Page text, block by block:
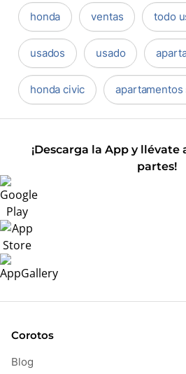
honda ventas todo
usados usado
honda civic
¡Descarga la App y llévate
partes!
Corotos
Blog